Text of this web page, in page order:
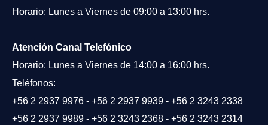
Horario: Lunes a Viernes de 09:00 a 13:00 hrs.
Atención Canal Telefónico
Horario: Lunes a Viernes de 14:00 a 16:00 hrs.
Teléfonos:
+56 2 2937 9976 - +56 2 2937 9939 - +56 2 3243 2338
+56 2 2937 9989 - +56 2 3243 2368 - +56 2 3243 2314